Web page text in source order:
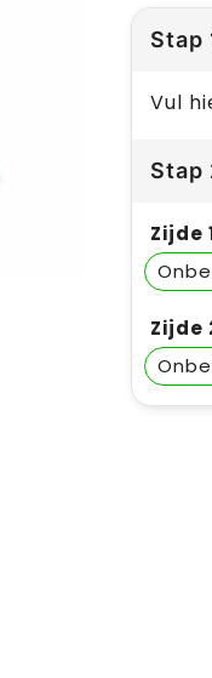
Stap
Vul
Stap
Zijde
Zijde